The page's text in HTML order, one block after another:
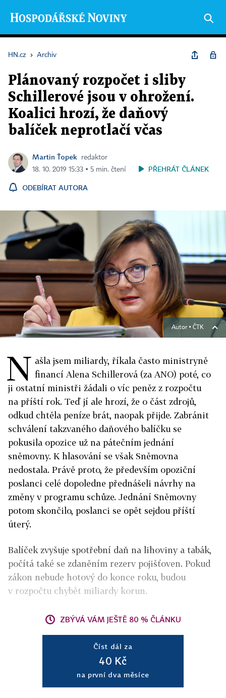
HN.cz › Archiv
Plánovaný rozpočet i sliby
Schillerové jsou v ohrožení.
Koalici hrozí, že daňový
balíček neprotlačí včas
Martin Ťopek
redaktor
18. 10. 2019 15:33 ▪ 5 min. čtení
PŘEHRÁT ČLÁNEK
ODEBÍRAT AUTORA
Autor ▪ ČTK
N ašla jsem miliardy, říkala často ministryně
financí Alena Schillerová (za ANO) poté, co
ji ostatní ministři žádali o víc peněz z rozpočtu
na příští rok. Teď jí ale hrozí, že o část zdrojů,
odkud chtěla peníze brát, naopak přijde. Zabránit
schválení takzvaného daňového balíčku se
pokusila opozice už na pátečním jednání
sněmovny. K hlasování se však Sněmovna
nedostala. Právě proto, že především opoziční
poslanci celé dopoledne přednášeli návrhy na
změny v programu schůze. Jednání Sněmovny
potom skončilo, poslanci se opět sejdou příští
úterý.
Balíček zvyšuje spotřební daň na lihoviny a tabák,
počítá také se zdaněním rezerv pojišťoven. Pokud
zákon nebude hotový do konce roku, budou
v rozpočtu chybět miliardy korun.
ZBÝVÁ VÁM JEŠTĚ 80 % ČLÁNKU
Číst dál za
40 Kč
na první dva měsíce